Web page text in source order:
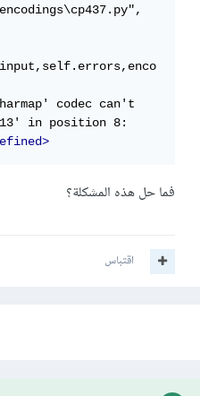
codec can't
in position 8:
فما حل هذه المشكلة؟
اقتباس